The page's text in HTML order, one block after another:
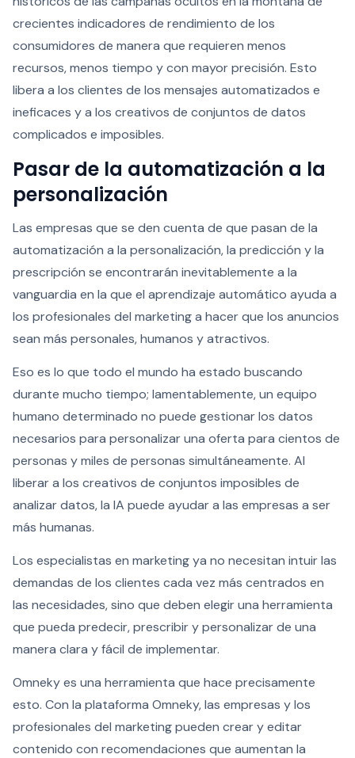
crecientes indicadores de rendimiento de los
consumidores de manera que requieren menos
recursos, menos tiempo y con mayor precisión. Esto
libera a los clientes de los mensajes automatizados e
ineficaces y a los creativos de conjuntos de datos
complicados e imposibles.
Pasar de la automatización a la
personalización
Las empresas que se den cuenta de que pasan de la
automatización a la personalización, la predicción y la
prescripción se encontrarán inevitablemente a la
vanguardia en la que el aprendizaje automático ayuda a
los profesionales del marketing a hacer que los anuncios
sean más personales, humanos y atractivos.
Eso es lo que todo el mundo ha estado buscando
durante mucho tiempo; lamentablemente, un equipo
humano determinado no puede gestionar los datos
necesarios para personalizar una oferta para cientos de
personas y miles de personas simultáneamente. Al
liberar a los creativos de conjuntos imposibles de
analizar datos, la IA puede ayudar a las empresas a ser
más humanas.
Los especialistas en marketing ya no necesitan intuir las
demandas de los clientes cada vez más centrados en
las necesidades, sino que deben elegir una herramienta
que pueda predecir, prescribir y personalizar de una
manera clara y fácil de implementar.
Omneky es una herramienta que hace precisamente
esto. Con la plataforma Omneky, las empresas y los
profesionales del marketing pueden crear y editar
contenido con recomendaciones que aumentan la